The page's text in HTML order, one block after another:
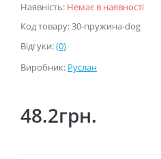
Наявність: Немає в наявності
Код товару: 30-пружина-dog
Відгуки:(0)
Виробник: Руслан
48.2грн.